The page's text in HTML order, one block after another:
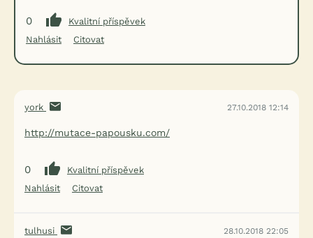
0
Kvalitní příspěvek
Nahlásit
Citovat
york 27.10.2018 12:14
http://mutace-papousku.com/
0
Kvalitní příspěvek
Nahlásit
Citovat
tulhusi 28.10.2018 22:05